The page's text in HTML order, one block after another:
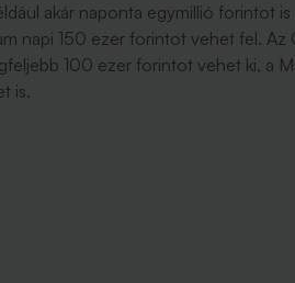
akár naponta egymillió forintot
napi 150 ezer forintot vehet fel. Az
100 ezer forintot vehet ki, a
is.